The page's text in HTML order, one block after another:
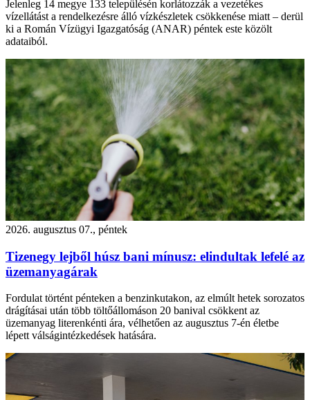
Jelenleg 14 megye 133 településén korlátozzák a vezetékes
vízellátást a rendelkezésre álló vízkészletek csökkenése miatt – derül
ki a Román Vízügyi Igazgatóság (ANAR) péntek este közölt
adataiból.
2026. augusztus 07., péntek
Tizenegy lejből húsz bani mínusz: elindultak lefelé az
üzemanyagárak
Fordulat történt pénteken a benzinkutakon, az elmúlt hetek sorozatos
drágításai után több töltőállomáson 20 banival csökkent az
üzemanyag literenkénti ára, vélhetően az augusztus 7-én életbe
lépett válságintézkedések hatására.